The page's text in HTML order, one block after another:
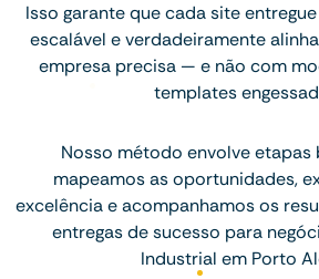
Isso garante que cada site
escalável e verdadeiramente
empresa precisa — e não com
templates
Nosso método envolve etapas
mapeamos as oportunidades,
excelência e acompanhamos os
entregas de sucesso para
Industrial em Porto